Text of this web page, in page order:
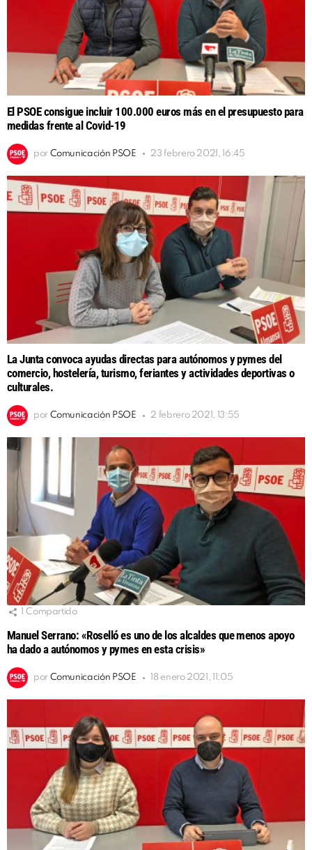
El PSOE consigue incluir 100.000 euros más en el presupuesto para
medidas frente al Covid-19
por Comunicación PSOE 23 febrero 2021, 16:45
La Junta convoca ayudas directas para autónomos y pymes del
comercio, hostelería, turismo, feriantes y actividades deportivas o
culturales.
por Comunicación PSOE 2 febrero 2021, 13:55
Compartido
Manuel Serrano: «Roselló es uno de los alcaldes que menos apoyo
ha dado a autónomos y pymes en esta crisis»
por Comunicación PSOE 18 enero 2021, 11:05